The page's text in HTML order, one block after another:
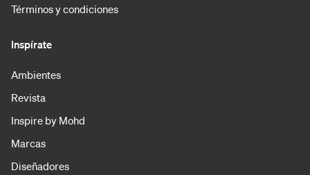
Términos y condiciones
Inspírate
Ambientes
Revista
Inspire by Mohd
Marcas
Diseñadores